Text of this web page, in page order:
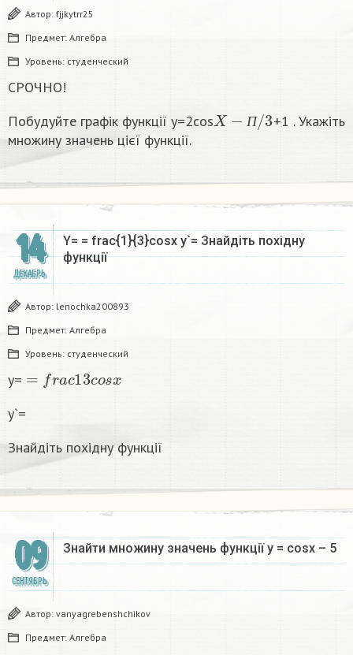
Автор: fjjkytrr25
Предмет: Алгебра
Уровень: студенческий
СРОЧНО!
Побудуйте графік функції y=2cos
П
X−
+1 . Укажіть
множину значень цієї функції.
14
ДЕКАБРЬ
Y= = frac{1}{3}cosx y`= Знайдіть похідну
функції
Автор: lenochka200893
Предмет: Алгебра
Уровень: студенческий
y=
a 3 co
y`=
Знайдіть похідну функції
09
СЕНТЯБРЬ
Знайти множину значень функції у = cosx – 5
Автор: vanyagrebenshchikov
Предмет: Алгебра